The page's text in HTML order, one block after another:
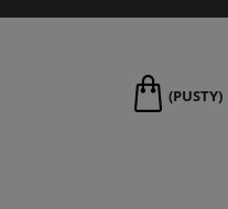
(PUSTY)